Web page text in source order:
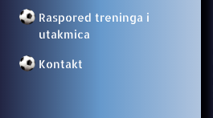
Raspored treninga i
utakmica
Kontakt